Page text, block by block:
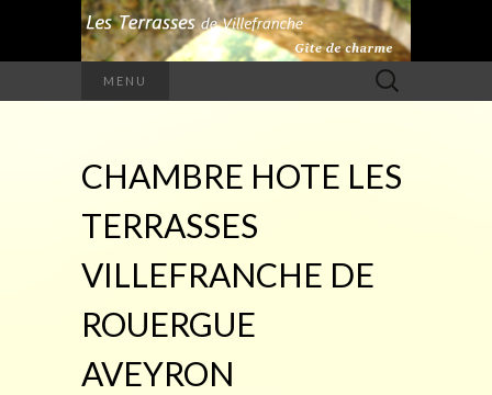
MENU Rechercher :
CHAMBRE HOTE LES
TERRASSES
VILLEFRANCHE DE
ROUERGUE
AVEYRON